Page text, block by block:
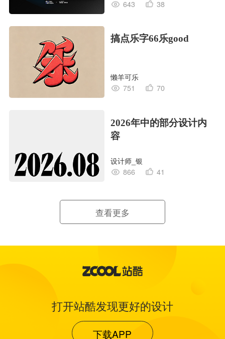
643
38
搞点乐字66乐good
懒羊可乐
751
70
2026年中的部分设计内
容
设计师_银
866
41
查看更多
打开站酷发现更好的设计
下载APP